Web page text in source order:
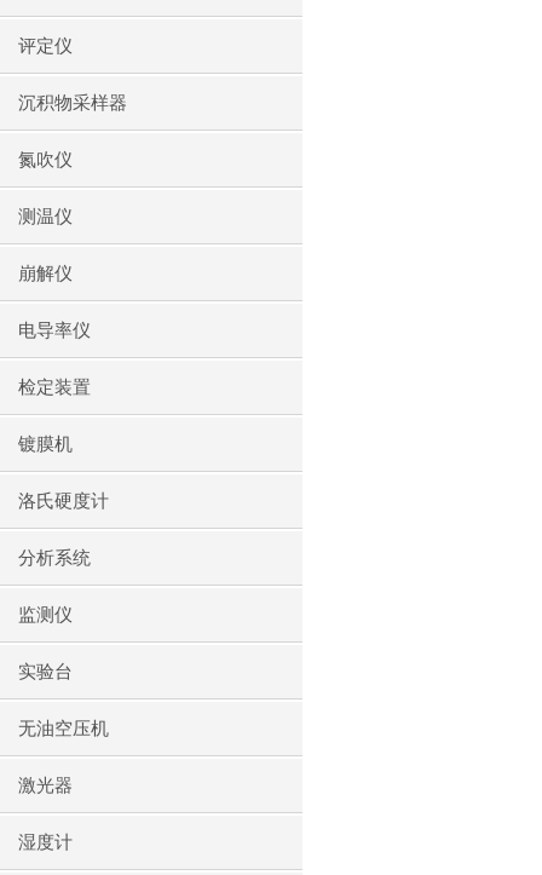
评定仪
沉积物采样器
氮吹仪
测温仪
崩解仪
电导率仪
检定装置
镀膜机
洛氏硬度计
分析系统
监测仪
实验台
无油空压机
激光器
湿度计